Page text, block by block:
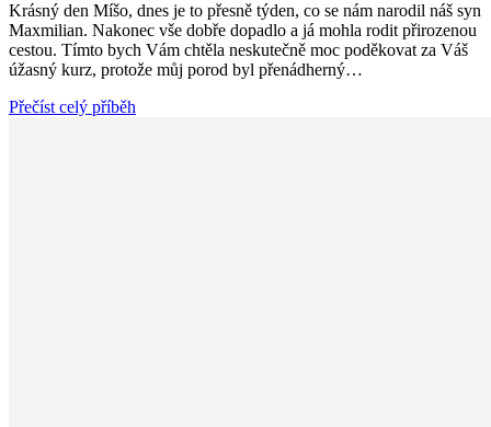
Krásný den Míšo, dnes je to přesně týden, co se nám narodil náš syn
Maxmilian. Nakonec vše dobře dopadlo a já mohla rodit přirozenou
cestou. Tímto bych Vám chtěla neskutečně moc poděkovat za Váš
úžasný kurz, protože můj porod byl přenádherný…
Přečíst celý příběh